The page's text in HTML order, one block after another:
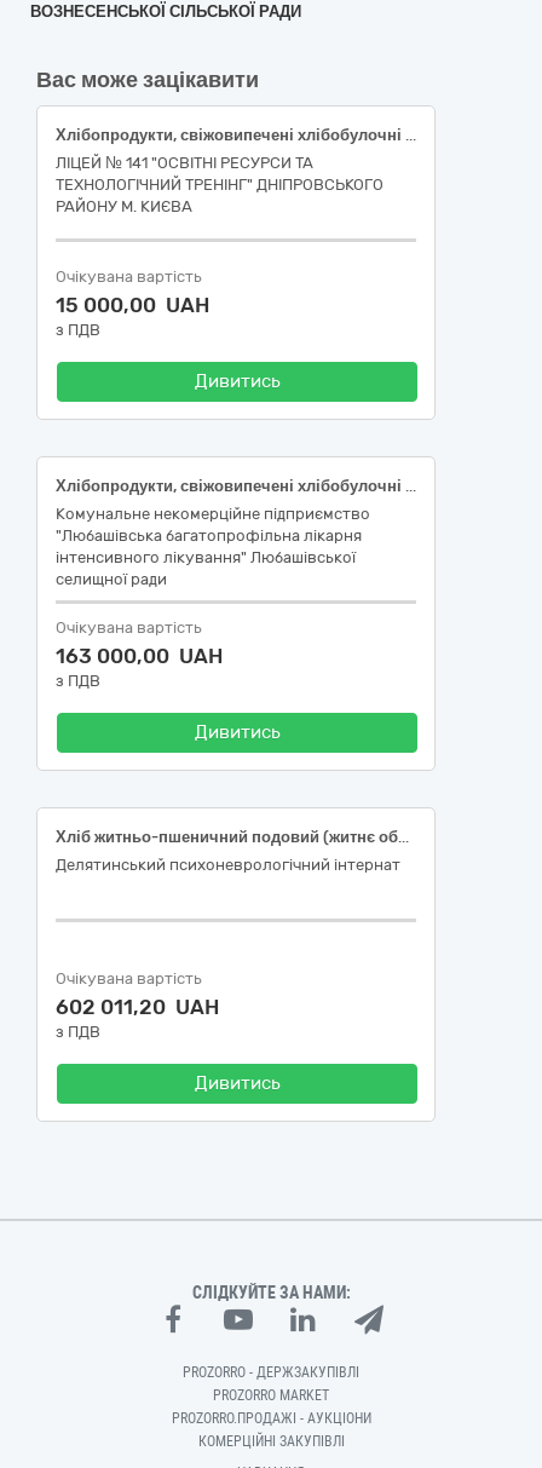
ВОЗНЕСЕНСЬКОЇ СІЛЬСЬКОЇ РАДИ
Вас може зацікавити
Хлібопродукти, свіжовипечені хлібобулочні та кондитерські вироби
ЛІЦЕЙ № 141 "ОСВІТНІ РЕСУРСИ ТА
ТЕХНОЛОГІЧНИЙ ТРЕНІНГ" ДНІПРОВСЬКОГО
РАЙОНУ М. КИЄВА
Очікувана вартість
15 000,00 UAH
з ПДВ
Дивитись
Хлібопродукти, свіжовипечені хлібобулочні та кондитерські вироби
Комунальне некомерційне підприємство
"Любашівська багатопрофільна лікарня
інтенсивного лікування" Любашівської
селищної ради
Очікувана вартість
163 000,00 UAH
з ПДВ
Дивитись
Хліб житньо-пшеничний подовий (житнє обдирне і пшеничне борошно 1-го і 2-го сорту), в упаковці, Хліб із пшеничного борошна другого сорту подовий, ненарізаний, без упаковки
Делятинський психоневрологічний інтернат
Очікувана вартість
602 011,20 UAH
з ПДВ
Дивитись
СЛІДКУЙТЕ ЗА НАМИ:
PROZORRO - ДЕРЖЗАКУПІВЛІ
PROZORRO MARKET
PROZORRO.ПРОДАЖІ - АУКЦІОНИ
КОМЕРЦІЙНІ ЗАКУПІВЛІ